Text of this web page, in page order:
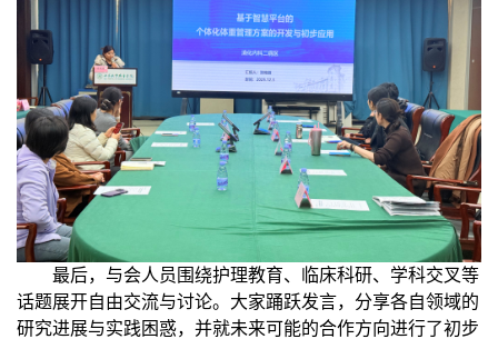
最后，与会人员围绕护理教育、临床科研、学科交叉等
话题展开自由交流与讨论。大家踊跃发言，分享各自领域的
研究进展与实践困惑，并就未来可能的合作方向进行了初步